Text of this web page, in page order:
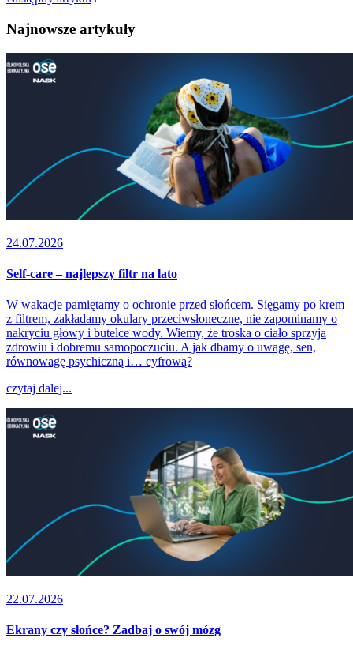
Najnowsze artykuły
24.07.2026
Self-care – najlepszy filtr na lato
W wakacje pamiętamy o ochronie przed słońcem. Sięgamy po krem
z filtrem, zakładamy okulary przeciwsłoneczne, nie zapominamy o
nakryciu głowy i butelce wody. Wiemy, że troska o ciało sprzyja
zdrowiu i dobremu samopoczuciu. A jak dbamy o uwagę, sen,
równowagę psychiczną i… cyfrową?
czytaj dalej...
22.07.2026
Ekrany czy słońce? Zadbaj o swój mózg